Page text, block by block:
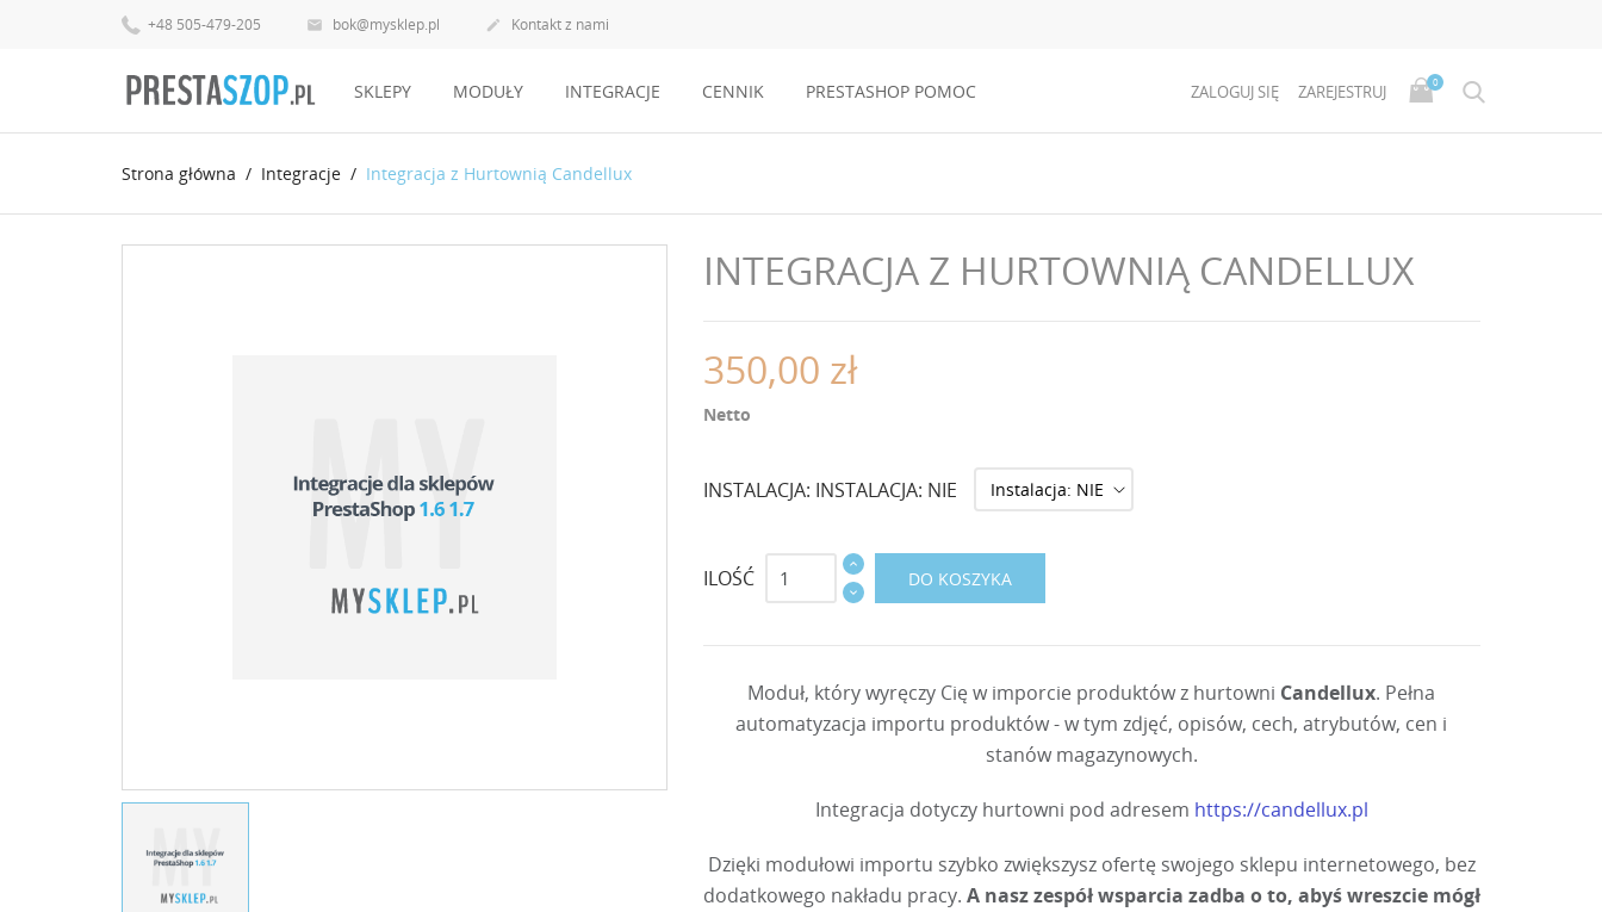
+48 505-479-205  bok@mysklep.pl  Kontakt z nami
SKLEPY MODUŁY INTEGRACJE CENNIK PRESTASHOP POMOC ZALOGUJ SIĘ ZAREJESTRUJ
0
Strona główna Integracje Integracja z Hurtownią Candellux
INTEGRACJA Z HURTOWNIĄ CANDELLUX
350,00 zł
Netto
INSTALACJA: INSTALACJA: NIE
ILOŚĆ DO KOSZYKA
Moduł, który wyręczy Cię w imporcie produktów z hurtowni Candellux. Pełna
automatyzacja importu produktów - w tym zdjęć, opisów, cech, atrybutów, cen i
stanów magazynowych.
Integracja dotyczy hurtowni pod adresem https://candellux.pl
Dzięki modułowi importu szybko zwiększysz ofertę swojego sklepu internetowego, bez
dodatkowego nakładu pracy. A nasz zespół wsparcia zadba o to, abyś wreszcie mógł